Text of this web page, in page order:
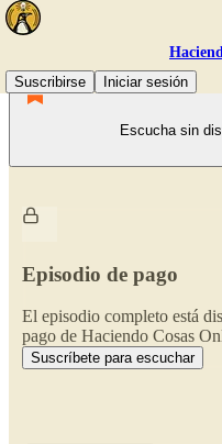
Suscribirse
Iniciar sesión
Escucha sin
Episodio de pago
El episodio completo está
pago de Haciendo Cosas
Suscríbete para escuchar